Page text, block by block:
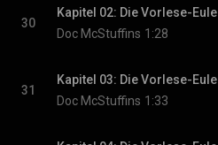
30
Kapitel 02: Die Vorlese-Eule
Doc McStuffins 1:28
31
Kapitel 03: Die Vorlese-Eule
Doc McStuffins 1:33